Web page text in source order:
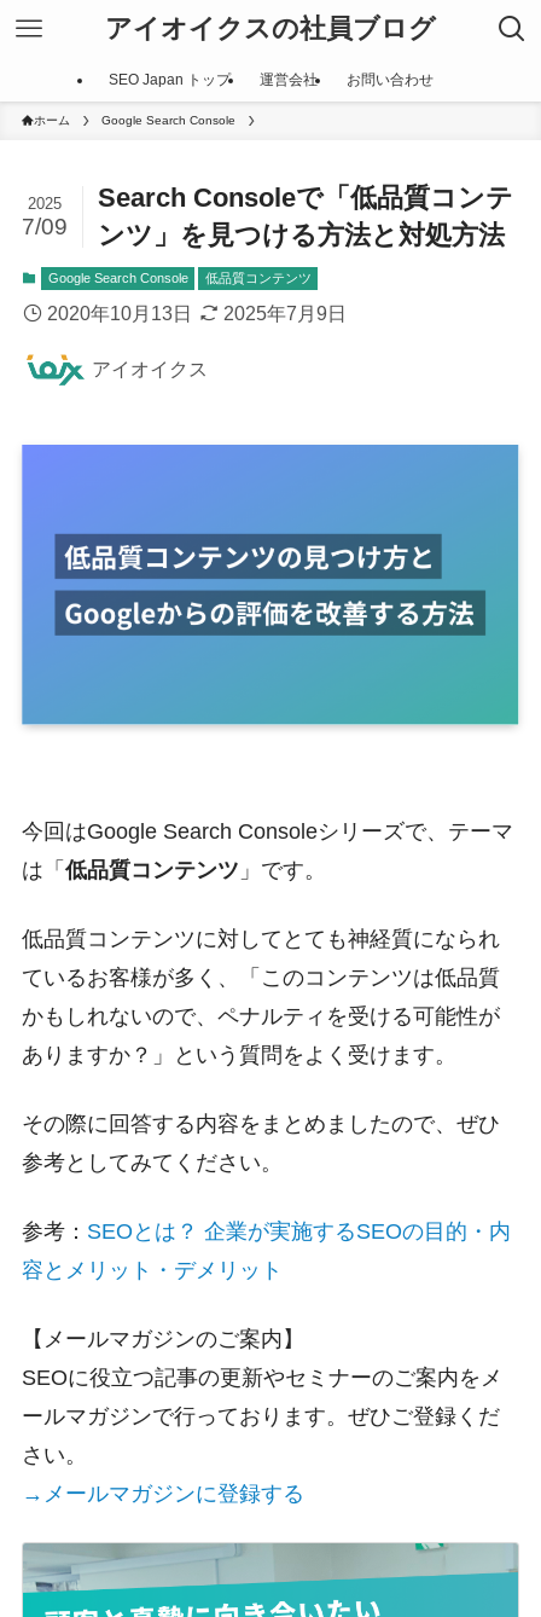
アイオイクスの社員ブログ
SEO Japan トップ 運営会社 お問い合わせ
ホーム Google Search Console
Search Consoleで「低品質コンテ
ンツ」を見つける方法と対処方法
2025
7/09
Google Search Console 低品質コンテンツ
2020年10月13日 2025年7月9日
アイオイクス
今回はGoogle Search Consoleシリーズで、テーマ
は「 低品質コンテンツ 」です。
低品質コンテンツに対してとても神経質になられ
ているお客様が多く、「このコンテンツは低品質
かもしれないので、ペナルティを受ける可能性が
ありますか？」という質問をよく受けます。
その際に回答する内容をまとめましたので、ぜひ
参考としてみてください。
参考： SEOとは？ 企業が実施するSEOの目的・内
容とメリット・デメリット
【メールマガジンのご案内】
SEOに役立つ記事の更新やセミナーのご案内をメ
ールマガジンで行っております。ぜひご登録くだ
さい。
→メールマガジンに登録する